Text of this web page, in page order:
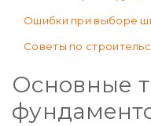
Ошибки при выборе
Советы по
Основные